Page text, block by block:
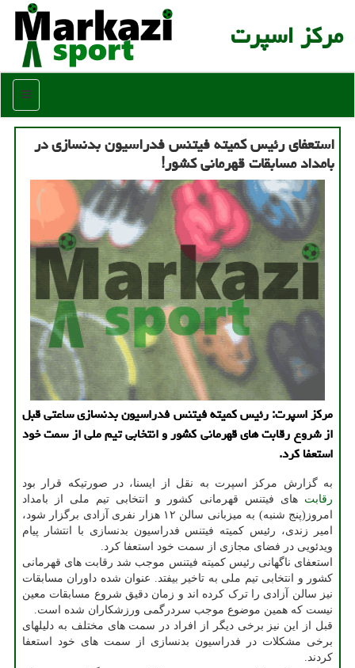
مركز اسپرت
منو
استعفای رئیس کمیته فیتنس فدراسیون بدنسازی در
بامداد مسابقات قهرمانی کشور!
مرکز اسپرت: رئیس کمیته فیتنس فدراسیون بدنسازی ساعتی قبل
از شروع رقابت های قهرمانی کشور و انتخابی تیم ملی از سمت خود
استعفا کرد.
به گزارش مرکز اسپرت به نقل از ایسنا، در صورتیکه قرار بود
رقابت های فیتنس قهرمانی کشور و انتخابی تیم ملی از بامداد
امروز(پنج شنبه) به میزبانی سالن ۱۲ هزار نفری آزادی برگزار شود،
امیر زندی، رئیس کمیته فیتنس فدراسیون بدنسازی با انتشار پیام
ویدئویی در فضای مجازی از سمت خود استعفا کرد.
استعفای ناگهانی رئیس کمیته فیتنس موجب شد رقابت های قهرمانی
کشور و انتخابی تیم ملی به تاخیر بیفتد. عنوان شده داوران مسابقات
نیز سالن آزادی را ترک کرده اند و زمان دقیق شروع مسابقات معین
نیست که همین موضوع موجب سردرگمی ورزشکاران شده است.
قبل از این نیز برخی دیگر از افراد در سمت های مختلف به دلیلهای
برخی مشکلات در فدراسیون بدنسازی از سمت های خود استعفا
کردند.